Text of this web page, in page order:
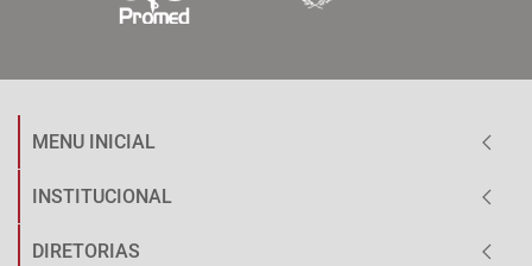
MENU INICIAL
INSTITUCIONAL
DIRETORIAS